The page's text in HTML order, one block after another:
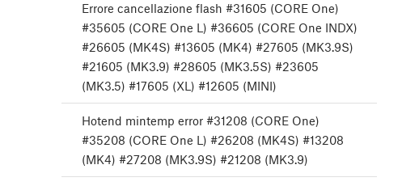
Errore cancellazione flash #31605 (CORE One)
#35605 (CORE One L) #36605 (CORE One INDX)
#26605 (MK4S) #13605 (MK4) #27605 (MK3.9S)
#21605 (MK3.9) #28605 (MK3.5S) #23605
(MK3.5) #17605 (XL) #12605 (MINI)
Hotend mintemp error #31208 (CORE One)
#35208 (CORE One L) #26208 (MK4S) #13208
(MK4) #27208 (MK3.9S) #21208 (MK3.9)